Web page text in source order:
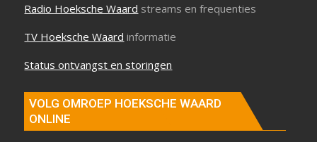
Radio Hoeksche Waard streams en frequenties
TV Hoeksche Waard informatie
Status ontvangst en storingen
VOLG OMROEP HOEKSCHE WAARD
ONLINE